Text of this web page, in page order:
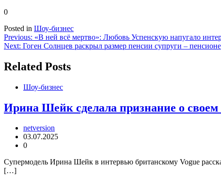
0
Posted in Шоу-бизнес
Навигация
по
записям
Previous: «В ней всё мертво»: Любовь Успенскую напугало
Next: Гоген Солнцев раскрыл размер пенсии супруги –
Related Posts
Шоу-бизнес
Ирина Шейк сделала признание о своем
netversion
03.07.2025
0
Супермодель Ирина Шейк в интервью британскому Vogue
[…]